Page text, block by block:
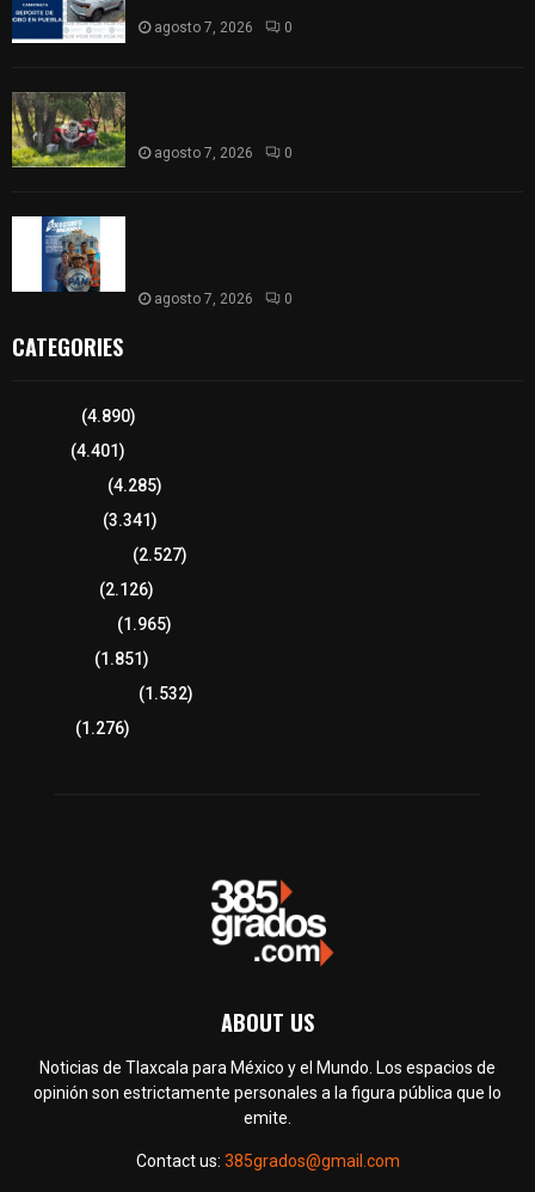
agosto 7, 2026 0
agosto 7, 2026 0
agosto 7, 2026 0
CATEGORIES
(4.890)
(4.401)
(4.285)
(3.341)
(2.527)
(2.126)
(1.965)
(1.851)
(1.532)
(1.276)
ABOUT US
Noticias de Tlaxcala para México y el Mundo. Los espacios de
opinión son estrictamente personales a la figura pública que lo
emite.
Contact us: 385grados@gmail.com